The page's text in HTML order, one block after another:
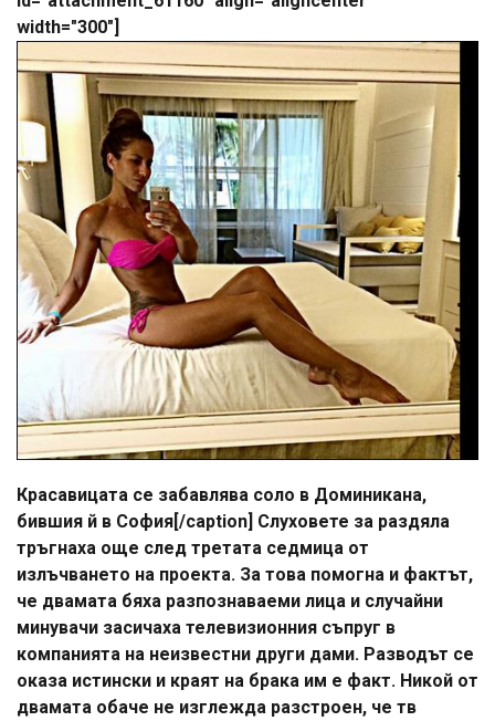
width="300"]
Красавицата се забавлява соло в Доминикана,
бившия й в София[/caption] Слуховете за раздяла
тръгнаха още след третата седмица от
излъчването на проекта. За това помогна и фактът,
че двамата бяха разпознаваеми лица и случайни
минувачи засичаха телевизионния съпруг в
компанията на неизвестни други дами. Разводът се
оказа истински и краят на брака им е факт. Никой от
двамата обаче не изглежда разстроен, че тв